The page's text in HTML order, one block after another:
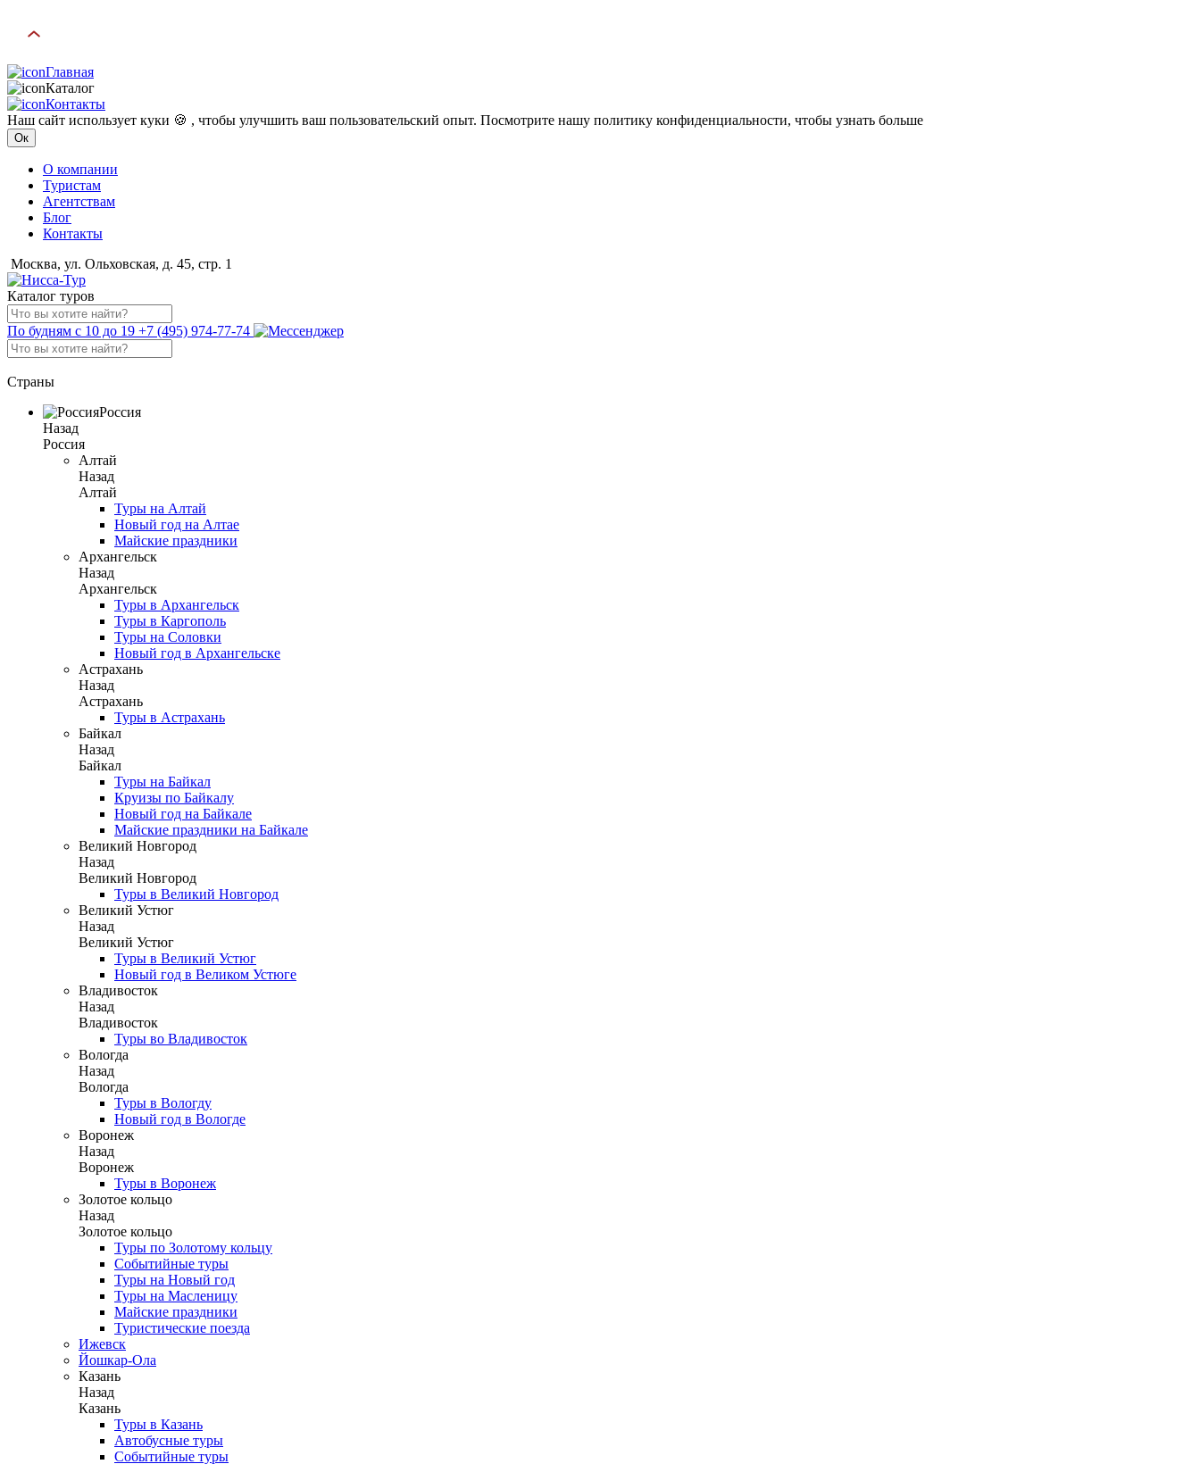
Главная
Каталог
Контакты
Наш сайт использует куки 🍪 , чтобы улучшить ваш пользовательский опыт. Посмотрите нашу политику конфиденциальности, чтобы узнать больше
Ок
О компании
Туристам
Агентствам
Блог
Контакты
Москва, ул. Ольховская, д. 45, стр. 1
Каталог туров
По будням с 10 до 19 +7 (495) 974-77-74
Страны
Россия
Назад
Россия
Алтай
Назад
Алтай
Туры на Алтай
Новый год на Алтае
Майские праздники
Архангельск
Назад
Архангельск
Туры в Архангельск
Туры в Каргополь
Туры на Соловки
Новый год в Архангельске
Астрахань
Назад
Астрахань
Туры в Астрахань
Байкал
Назад
Байкал
Туры на Байкал
Круизы по Байкалу
Новый год на Байкале
Майские праздники на Байкале
Великий Новгород
Назад
Великий Новгород
Туры в Великий Новгород
Великий Устюг
Назад
Великий Устюг
Туры в Великий Устюг
Новый год в Великом Устюге
Владивосток
Назад
Владивосток
Туры во Владивосток
Вологда
Назад
Вологда
Туры в Вологду
Новый год в Вологде
Воронеж
Назад
Воронеж
Туры в Воронеж
Золотое кольцо
Назад
Золотое кольцо
Туры по Золотому кольцу
Событийные туры
Туры на Новый год
Туры на Масленицу
Майские праздники
Туристические поезда
Ижевск
Йошкар-Ола
Казань
Назад
Казань
Туры в Казань
Автобусные туры
Событийные туры